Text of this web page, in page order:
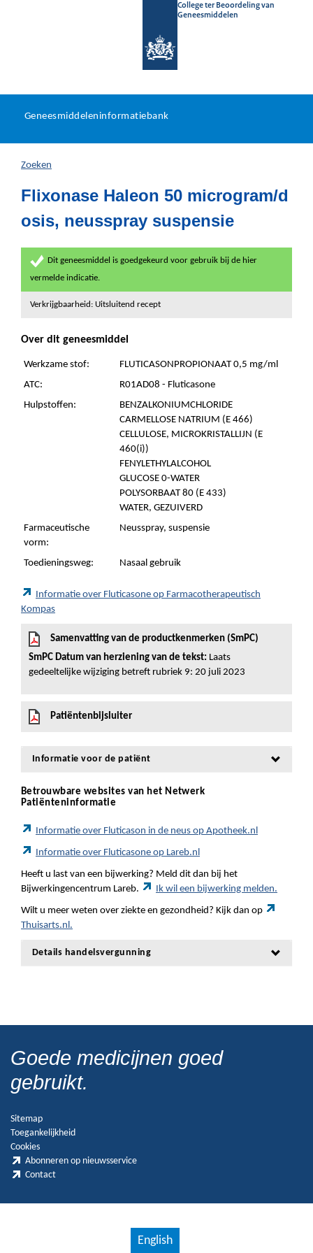
College ter Beoordeling van
Geneesmiddelen
U
hier:
Geneesmiddeleninformatiebank
Zoeken
Flixonase Haleon 50 microgram/d
osis, neusspray suspensie
Dit geneesmiddel is goedgekeurd voor gebruik bij de hier
vermelde indicatie.
Verkrijgbaarheid: Uitsluitend recept
Over dit geneesmiddel
Werkzame stof:
FLUTICASONPROPIONAAT 0,5 mg/ml
ATC:
R01AD08 - Fluticasone
Hulpstoffen:
BENZALKONIUMCHLORIDE
CARMELLOSE NATRIUM (E 466)
CELLULOSE, MICROKRISTALLIJN (E
460(i))
FENYLETHYLALCOHOL
GLUCOSE 0-WATER
POLYSORBAAT 80 (E 433)
WATER, GEZUIVERD
Farmaceutische
vorm:
Neusspray, suspensie
Toedieningsweg: Nasaal gebruik
Informatie over Fluticasone op Farmacotherapeutisch
Kompas
Samenvatting van de productkenmerken (SmPC)
SmPC Datum van herziening van de tekst: Laats
gedeeltelijke wijziging betreft rubriek 9: 20 juli 2023
Patiëntenbijsluiter
Informatie voor de patiënt
Betrouwbare websites van het Netwerk
Patiënteninformatie
Informatie over Fluticason in de neus op Apotheek.nl
Informatie over Fluticasone op Lareb.nl
Heeft u last van een bijwerking? Meld dit dan bij het
Bijwerkingencentrum Lareb.
Ik wil een bijwerking melden.
Wilt u meer weten over ziekte en gezondheid? Kijk dan op
Thuisarts.nl.
Details handelsvergunning
Goede medicijnen goed
gebruikt.
Sitemap
Toegankelijkheid
Cookies
Abonneren op nieuwsservice
Contact
English